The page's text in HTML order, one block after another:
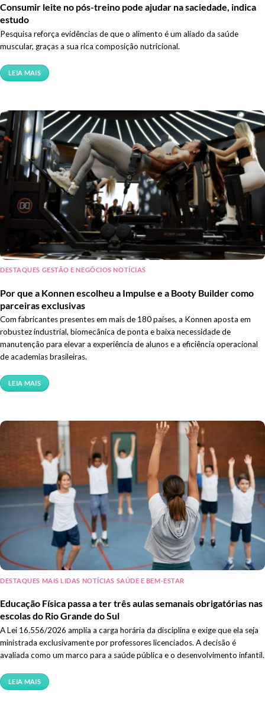
Consumir leite no pós-treino pode ajudar na saciedade, indica
estudo
Pesquisa reforça evidências de que o alimento é um aliado da saúde
muscular, graças a sua rica composição nutricional.
LEIA MAIS
DESTAQUES GESTÃO E NEGÓCIOS NOTÍCIAS
Por que a Konnen escolheu a Impulse e a Booty Builder como
parceiras exclusivas
Com fabricantes presentes em mais de 180 países, a Konnen aposta em
robustez industrial, biomecânica de ponta e baixa necessidade de
manutenção para elevar a experiência de alunos e a eficiência operacional
de academias brasileiras.
LEIA MAIS
DESTAQUES MAIS LIDAS NOTÍCIAS SAÚDE E BEM-ESTAR
Educação Física passa a ter três aulas semanais obrigatórias nas
escolas do Rio Grande do Sul
A Lei 16.556/2026 amplia a carga horária da disciplina e exige que ela seja
ministrada exclusivamente por professores licenciados. A decisão é
avaliada como um marco para a saúde pública e o desenvolvimento infantil.
LEIA MAIS